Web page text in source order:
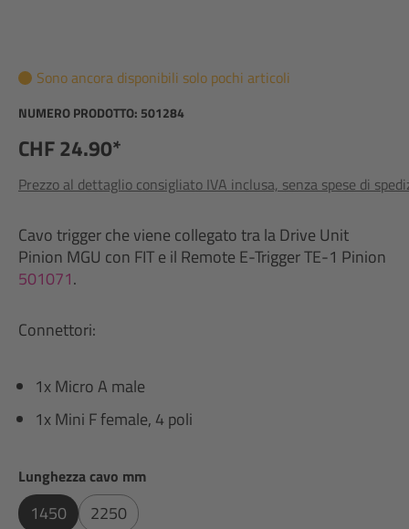
Sono ancora disponibili solo pochi articoli
NUMERO PRODOTTO: 501284
CHF 24.90*
Prezzo al dettaglio consigliato IVA inclusa, senza spese di
Cavo trigger che viene collegato tra la Drive Unit
Pinion MGU con FIT e il Remote E-Trigger TE-1 Pinion
501071.
Connettori:
1x Micro A male
1x Mini F female, 4 poli
Seleziona
Lunghezza cavo mm
1450 2250